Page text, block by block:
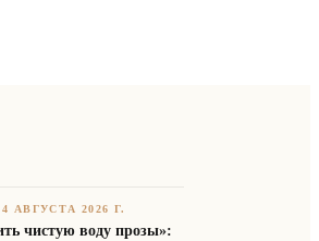
4 АВГУСТА 2026 Г.
чистую воду прозы»: